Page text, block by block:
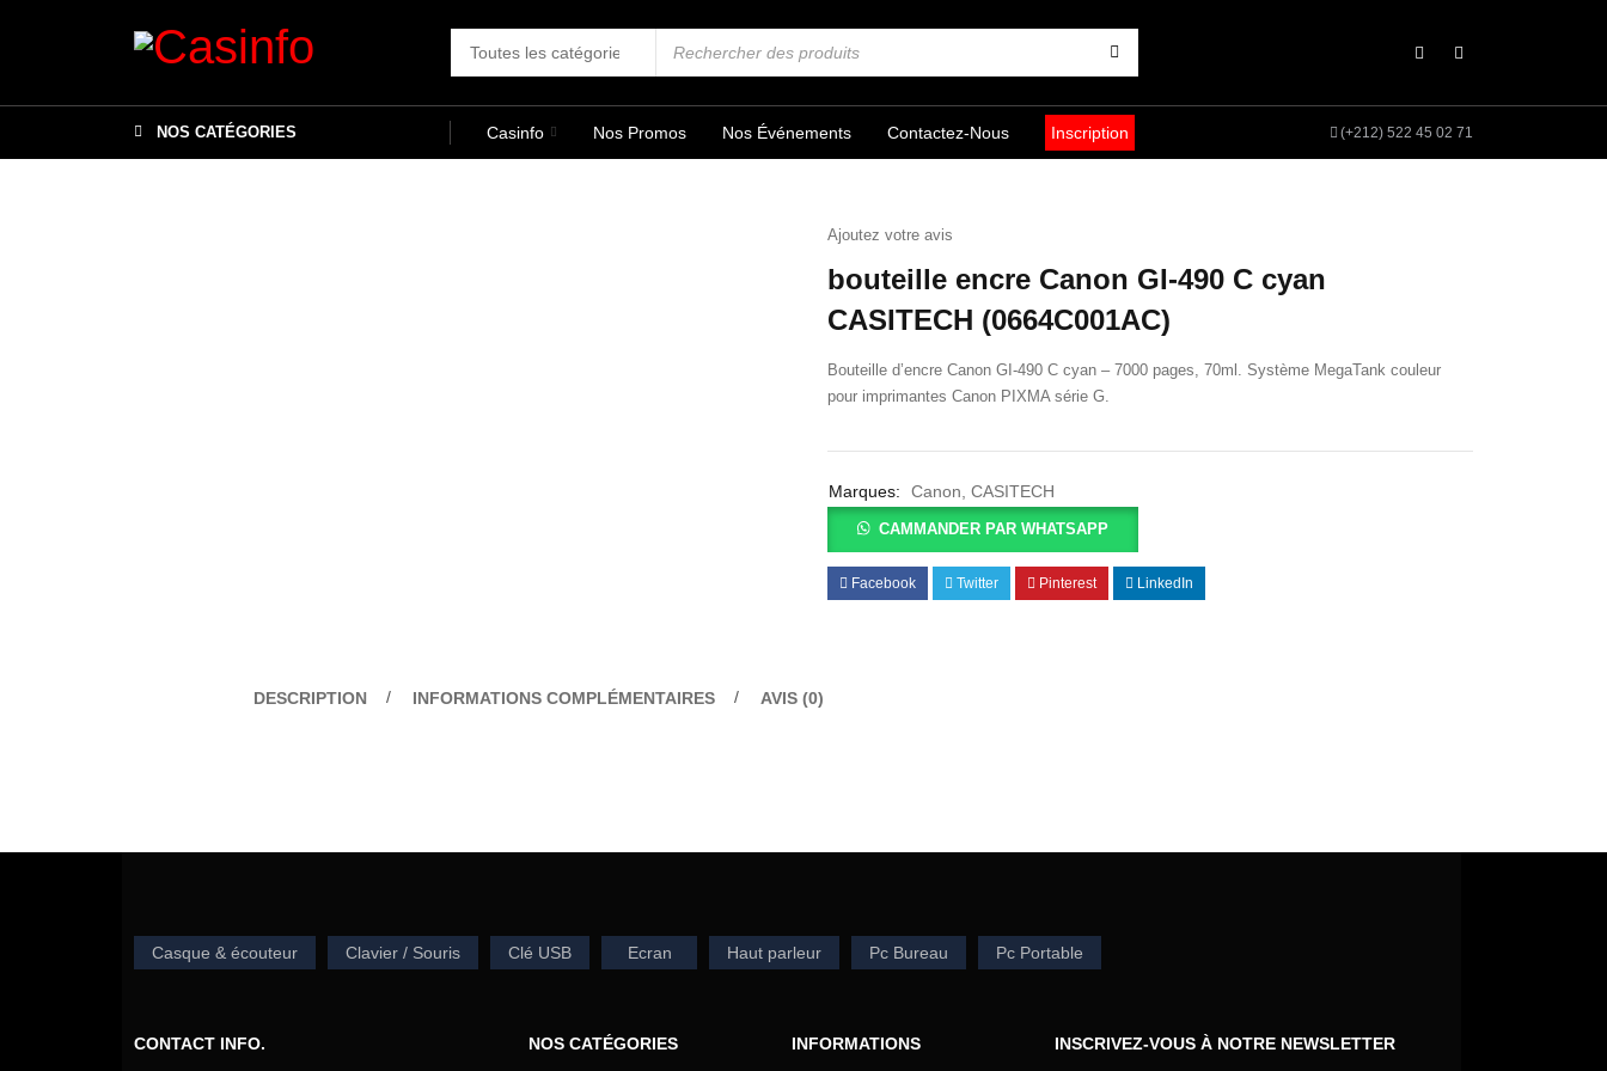
NOS CATÉGORIES Casinfo Nos Promos Nos Événements Contactez-Nous Inscription (+212) 522 45 02 71
Ajoutez votre avis
bouteille encre Canon GI-490 C cyan
CASITECH (0664C001AC)
Bouteille d’encre Canon GI-490 C cyan – 7000 pages, 70ml. Système MegaTank couleur
pour imprimantes Canon PIXMA série G.
Marques: Canon CASITECH
CAMMANDER PAR WHATSAPP
Facebook Twitter Pinterest LinkedIn
DESCRIPTION INFORMATIONS COMPLÉMENTAIRES AVIS (0)
Casque & écouteur Clavier / Souris Clé USB Ecran Haut parleur Pc Bureau Pc Portable
CONTACT INFO. NOS CATÉGORIES INFORMATIONS INSCRIVEZ-VOUS À NOTRE NEWSLETTER